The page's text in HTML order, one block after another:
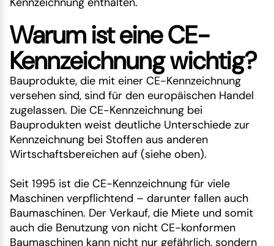
Warum ist eine CE-
Kennzeichnung wichtig?
Bauprodukte, die mit einer CE-Kennzeichnung
versehen sind, sind für den europäischen Handel
zugelassen. Die CE-Kennzeichnung bei
Bauprodukten weist deutliche Unterschiede zur
Kennzeichnung bei Stoffen aus anderen
Wirtschaftsbereichen auf (siehe oben).
Seit 1995 ist die CE-Kennzeichnung für viele
Maschinen verpflichtend – darunter fallen auch
Baumaschinen. Der Verkauf, die Miete und somit
auch die Benutzung von nicht CE-konformen
Baumaschinen kann nicht nur gefährlich, sondern